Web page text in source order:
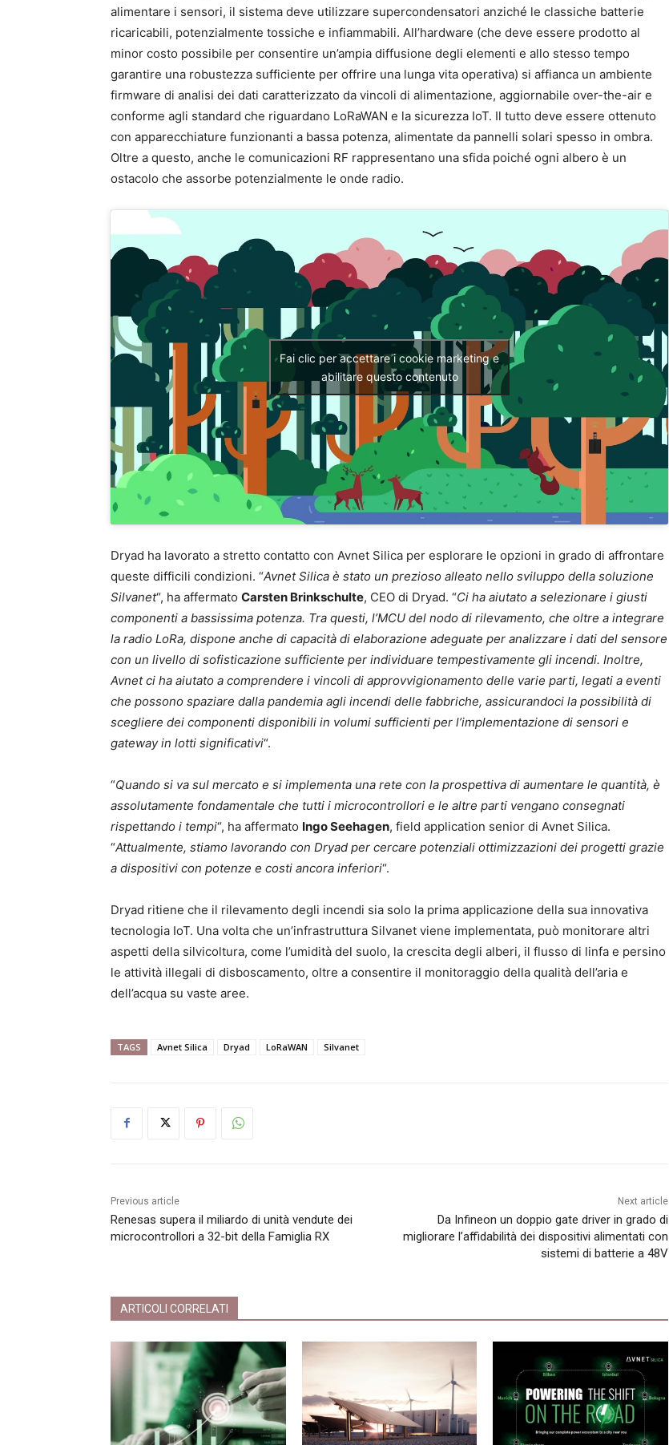
alimentare i sensori, il sistema deve utilizzare supercondensatori anziché le classiche batterie
ricaricabili, potenzialmente tossiche e infiammabili. All’hardware (che deve essere prodotto al
minor costo possibile per consentire un’ampia diffusione degli elementi e allo stesso tempo
garantire una robustezza sufficiente per offrire una lunga vita operativa) si affianca un ambiente
firmware di analisi dei dati caratterizzato da vincoli di alimentazione, aggiornabile over-the-air e
conforme agli standard che riguardano LoRaWAN e la sicurezza IoT. Il tutto deve essere ottenuto
con apparecchiature funzionanti a bassa potenza, alimentate da pannelli solari spesso in ombra.
Oltre a questo, anche le comunicazioni RF rappresentano una sfida poiché ogni albero è un
ostacolo che assorbe potenzialmente le onde radio.
Fai clic per accettare i cookie marketing e
abilitare questo contenuto
Dryad ha lavorato a stretto contatto con Avnet Silica per esplorare le opzioni in grado di affrontare
queste difficili condizioni. “Avnet Silica è stato un prezioso alleato nello sviluppo della soluzione
Silvanet“, ha affermato Carsten Brinkschulte, CEO di Dryad. “Ci ha aiutato a selezionare i giusti
componenti a bassissima potenza. Tra questi, l’MCU del nodo di rilevamento, che oltre a integrare
la radio LoRa, dispone anche di capacità di elaborazione adeguate per analizzare i dati del sensore
con un livello di sofisticazione sufficiente per individuare tempestivamente gli incendi. Inoltre,
Avnet ci ha aiutato a comprendere i vincoli di approvvigionamento delle varie parti, legati a eventi
che possono spaziare dalla pandemia agli incendi delle fabbriche, assicurandoci la possibilità di
scegliere dei componenti disponibili in volumi sufficienti per l’implementazione di sensori e
gateway in lotti significativi“.
“Quando si va sul mercato e si implementa una rete con la prospettiva di aumentare le quantità, è
assolutamente fondamentale che tutti i microcontrollori e le altre parti vengano consegnati
rispettando i tempi“, ha affermato Ingo Seehagen, field application senior di Avnet Silica.
“Attualmente, stiamo lavorando con Dryad per cercare potenziali ottimizzazioni dei progetti grazie
a dispositivi con potenze e costi ancora inferiori“.
Dryad ritiene che il rilevamento degli incendi sia solo la prima applicazione della sua innovativa
tecnologia IoT. Una volta che un’infrastruttura Silvanet viene implementata, può monitorare altri
aspetti della silvicoltura, come l’umidità del suolo, la crescita degli alberi, il flusso di linfa e persino
le attività illegali di disboscamento, oltre a consentire il monitoraggio della qualità dell’aria e
dell’acqua su vaste aree.
TAGS Avnet Silica Dryad LoRaWAN Silvanet
Previous article
Renesas supera il miliardo di unità vendute dei
microcontrollori a 32-bit della Famiglia RX
Next article
Da Infineon un doppio gate driver in grado di
migliorare l’affidabilità dei dispositivi alimentati con
sistemi di batterie a 48V
ARTICOLI CORRELATI